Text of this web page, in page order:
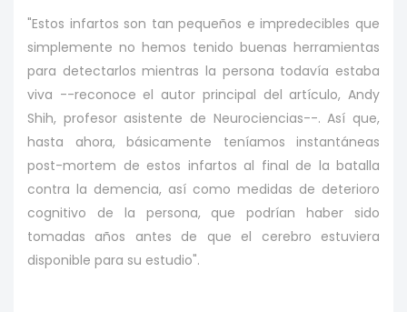
"Estos infartos son tan pequeños e impredecibles que
simplemente no hemos tenido buenas herramientas
para detectarlos mientras la persona todavía estaba
viva --reconoce el autor principal del artículo, Andy
Shih, profesor asistente de Neurociencias--. Así que,
hasta ahora, básicamente teníamos instantáneas
post-mortem de estos infartos al final de la batalla
contra la demencia, así como medidas de deterioro
cognitivo de la persona, que podrían haber sido
tomadas años antes de que el cerebro estuviera
disponible para su estudio".